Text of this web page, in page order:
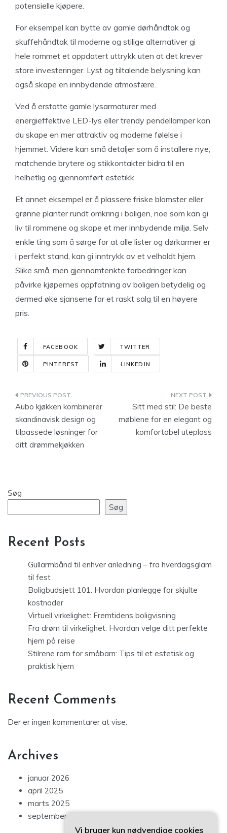
potensielle kjøpere.
For eksempel kan bytte av gamle dørhåndtak og
skuffehåndtak til moderne og stilige alternativer gi
hele rommet et oppdatert uttrykk uten at det krever
store investeringer. Lyst og tiltalende belysning kan
også skape en innbydende atmosfære.
Ved å erstatte gamle lysarmaturer med
energieffektive LED-lys eller trendy pendellamper kan
du skape en mer attraktiv og moderne følelse i
hjemmet. Videre kan små detaljer som å installere nye,
matchende brytere og stikkontakter bidra til en
helhetlig og gjennomført estetikk.
Et annet eksempel er å plassere friske blomster eller
grønne planter rundt omkring i boligen, noe som kan gi
liv til rommene og skape et mer innbydende miljø. Selv
enkle ting som å sørge for at alle lister og dørkarmer er
i perfekt stand, kan gi inntrykk av et velholdt hjem.
Slike små, men gjennomtenkte forbedringer kan
påvirke kjøpernes oppfatning av boligen betydelig og
dermed øke sjansene for et raskt salg til en høyere
pris.
FACEBOOK TWITTER
PINTEREST LINKEDIN
Indlægsnavigation
Aubo kjøkken kombinerer
skandinavisk design og
tilpassede løsninger for
ditt drømmekjøkken
Sitt med stil: De beste
møblene for en elegant og
komfortabel uteplass
Søg
Søg
Recent Posts
Gullarmbånd til enhver anledning – fra hverdagsglam
til fest
Boligbudsjett 101: Hvordan planlegge for skjulte
kostnader
Virtuell virkelighet: Fremtidens boligvisning
Fra drøm til virkelighet: Hvordan velge ditt perfekte
hjem på reise
Stilrene rom for småbarn: Tips til et estetisk og
praktisk hjem
Recent Comments
Der er ingen kommentarer at vise.
Archives
januar 2026
april 2025
marts 2025
september 2024
Vi bruger kun nødvendige cookies